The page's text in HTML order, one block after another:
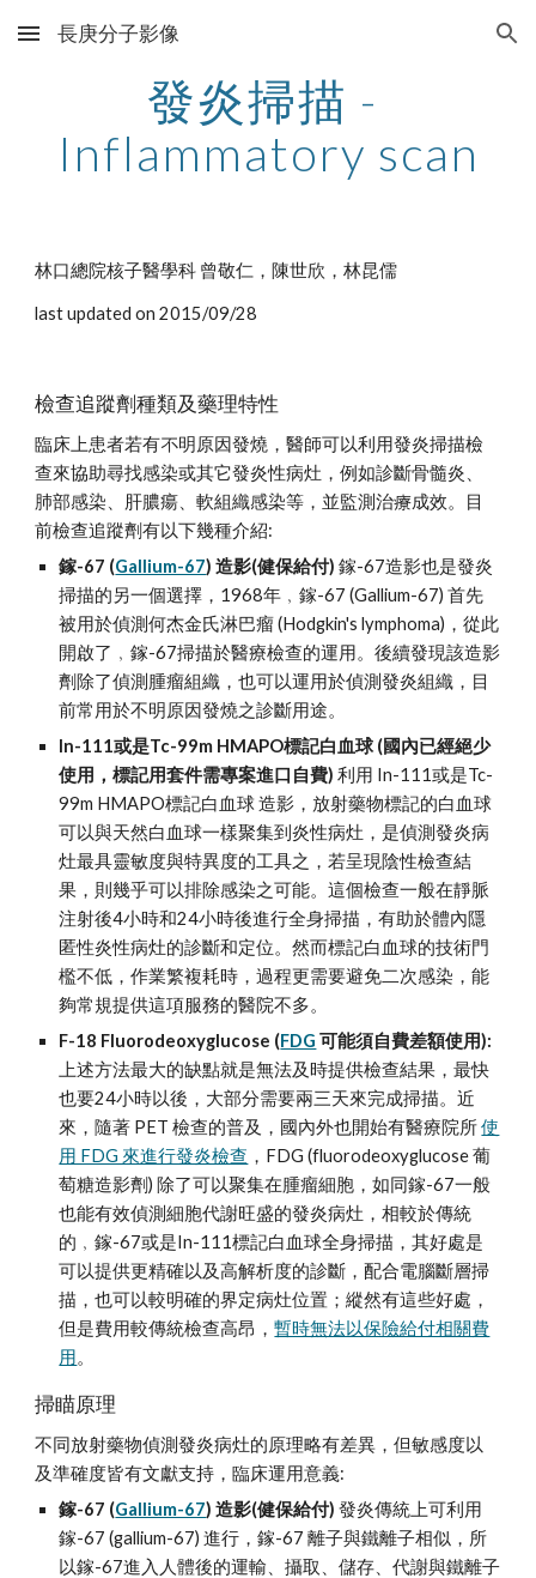
Skip to main content Skip to navigation
長庚分子影像
發炎掃描 -
Inflammatory scan
林口總院核子醫學科 曾敬仁，陳世欣，林昆儒
last updated on 2015/09/28
檢查追蹤劑種類及藥理特性
臨床上患者若有不明原因發燒，醫師可以利用發炎掃描檢
查來協助尋找感染或其它發炎性病灶，例如診斷骨髓炎、
肺部感染、肝膿瘍、軟組織感染等，並監測治療成效。目
前檢查追蹤劑有以下幾種介紹:
鎵-67 (Gallium-67) 造影(健保給付) 鎵-67造影也是發炎
掃描的另一個選擇，1968年﹐鎵-67 (Gallium-67) 首先
被用於偵測何杰金氏淋巴瘤 (Hodgkin's lymphoma)，從此
開啟了﹐鎵-67掃描於醫療檢查的運用。後續發現該造影
劑除了偵測腫瘤組織，也可以運用於偵測發炎組織，目
前常用於不明原因發燒之診斷用途。
In-111或是Tc-99m HMAPO標記白血球 (國內已經絕少
使用，標記用套件需專案進口自費) 利用 In-111或是Tc-
99m HMAPO標記白血球 造影，放射藥物標記的白血球
可以與天然白血球一樣聚集到炎性病灶，是偵測發炎病
灶最具靈敏度與特異度的工具之，若呈現陰性檢查結
果，則幾乎可以排除感染之可能。這個檢查一般在靜脈
注射後4小時和24小時後進行全身掃描，有助於體內隱
匿性炎性病灶的診斷和定位。然而標記白血球的技術門
檻不低，作業繁複耗時，過程更需要避免二次感染，能
夠常規提供這項服務的醫院不多。
F-18 Fluorodeoxyglucose (FDG 可能須自費差額使用):
上述方法最大的缺點就是無法及時提供檢查結果，最快
也要24小時以後，大部分需要兩三天來完成掃描。近
來，隨著 PET 檢查的普及，國內外也開始有醫療院所 使
用 FDG 來進行發炎檢查 ，FDG (fluorodeoxyglucose 葡
萄糖造影劑) 除了可以聚集在腫瘤細胞，如同鎵-67一般
也能有效偵測細胞代謝旺盛的發炎病灶，相較於傳統
的﹐鎵-67或是In-111標記白血球全身掃描，其好處是
可以提供更精確以及高解析度的診斷，配合電腦斷層掃
描，也可以較明確的界定病灶位置；縱然有這些好處，
但是費用較傳統檢查高昂，暫時無法以保險給付相關費
用。
掃瞄原理
不同放射藥物偵測發炎病灶的原理略有差異，但敏感度以
及準確度皆有文獻支持，臨床運用意義:
鎵-67 (Gallium-67) 造影(健保給付) 發炎傳統上可利用
鎵-67 (gallium-67) 進行，鎵-67 離子與鐵離子相似，所
以鎵-67進入人體後的運輸、攝取、儲存、代謝與鐵離子